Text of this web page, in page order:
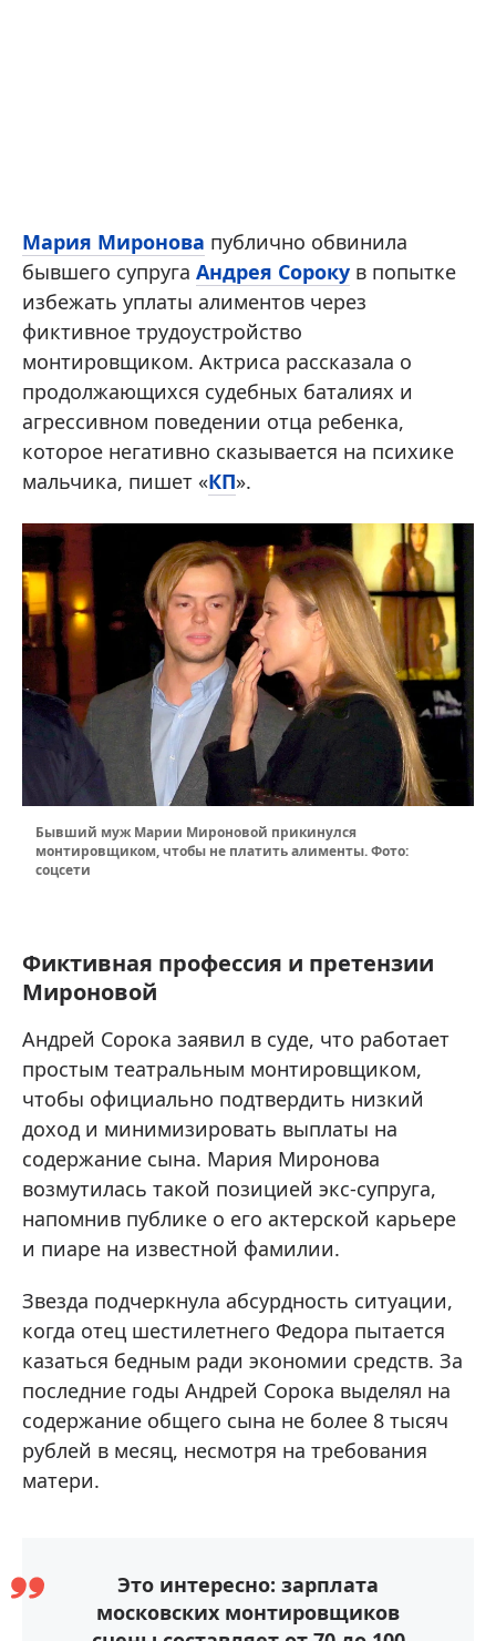
Мария Миронова публично обвинила
бывшего супруга Андрея Сороку в попытке
избежать уплаты алиментов через
фиктивное трудоустройство
монтировщиком. Актриса рассказала о
продолжающихся судебных баталиях и
агрессивном поведении отца ребенка,
которое негативно сказывается на психике
мальчика, пишет «КП».
Бывший муж Марии Мироновой прикинулся
монтировщиком, чтобы не платить алименты. Фото:
соцсети
Фиктивная профессия и претензии
Мироновой
Андрей Сорока заявил в суде, что работает
простым театральным монтировщиком,
чтобы официально подтвердить низкий
доход и минимизировать выплаты на
содержание сына. Мария Миронова
возмутилась такой позицией экс-супруга,
напомнив публике о его актерской карьере
и пиаре на известной фамилии.
Звезда подчеркнула абсурдность ситуации,
когда отец шестилетнего Федора пытается
казаться бедным ради экономии средств. За
последние годы Андрей Сорока выделял на
содержание общего сына не более 8 тысяч
рублей в месяц, несмотря на требования
матери.
Это интересно: зарплата
московских монтировщиков